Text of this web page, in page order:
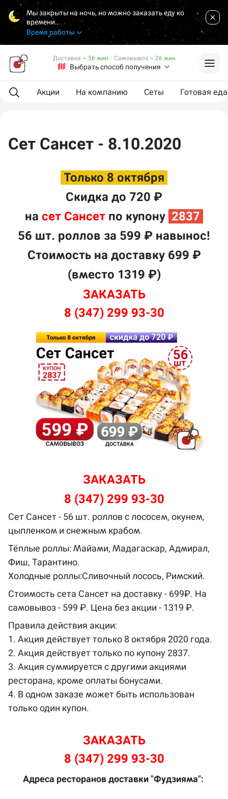
Мы закрыты на ночь, но можно заказать еду ко
времени...
Время работы
Выбрать способ получения
Доставка ~ 56 мин · Самовывоз ~ 26 мин
Акции На компанию Сеты Готовая еда
Сет Сансет - 8.10.2020
Только 8 октября
Скидка до 720 ₽
на сет Сансет по купону 2837
56 шт. роллов за 599 ₽ навынос!
Стоимость на доставку 699 ₽
(вместо 1319 ₽)
ЗАКАЗАТЬ
8 (347) 299 93-30
ЗАКАЗАТЬ
8 (347) 299 93-30
Сет Сансет - 56 шт. роллов с лососем, окунем,
цыпленком и снежным крабом.
Тёплые роллы: Майами, Мадагаскар, Адмирал,
Фиш, Тарантино.
Холодные роллы:Сливочный лосось, Римский.
Стоимость сета Сансет на доставку - 699₽. На
самовывоз - 599 ₽. Цена без акции - 1319 ₽.
Правила действия акции:
1. Акция действует только 8 октября 2020 года.
2. Акция действует только по купону 2837.
3. Акция суммируется с другими акциями
ресторана, кроме оплаты бонусами.
4. В одном заказе может быть использован
только один купон.
ЗАКАЗАТЬ
8 (347) 299 93-30
Адреса ресторанов доставки "Фудзияма":